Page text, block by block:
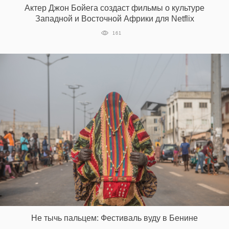
Актер Джон Бойега создаст фильмы о культуре
Западной и Восточной Африки для Netflix
161
Не тычь пальцем: Фестиваль вуду в Бенине